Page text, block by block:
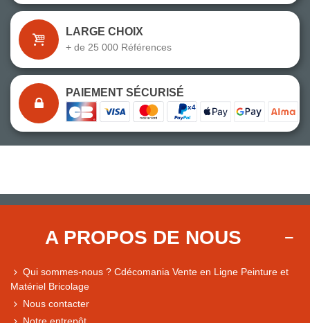
LARGE CHOIX
+ de 25 000 Références
PAIEMENT SÉCURISÉ
A PROPOS DE NOUS
Qui sommes-nous ? Cdécomania Vente en Ligne Peinture et
Matériel Bricolage
Nous contacter
Notre entrepôt